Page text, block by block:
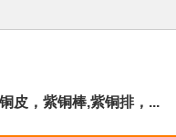
皮，紫铜棒,紫铜排，...